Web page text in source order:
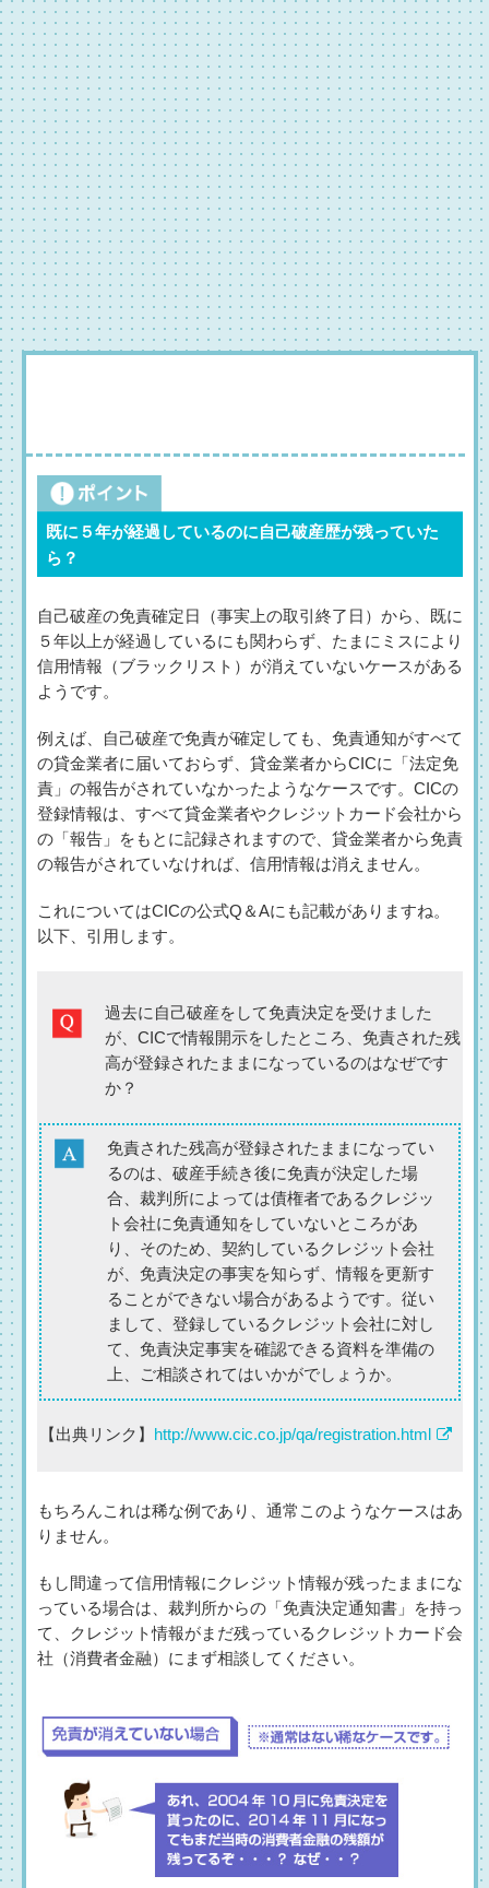
既に５年が経過しているのに自己破産歴が残っていた
ら？
自己破産の免責確定日（事実上の取引終了日）から、既に
５年以上が経過しているにも関わらず、たまにミスにより
信用情報（ブラックリスト）が消えていないケースがある
ようです。
例えば、自己破産で免責が確定しても、免責通知がすべて
の貸金業者に届いておらず、貸金業者からCICに「法定免
責」の報告がされていなかったようなケースです。CICの
登録情報は、すべて貸金業者やクレジットカード会社から
の「報告」をもとに記録されますので、貸金業者から免責
の報告がされていなければ、信用情報は消えません。
これについてはCICの公式Q＆Aにも記載がありますね。
以下、引用します。
過去に自己破産をして免責決定を受けました
が、CICで情報開示をしたところ、免責された残
高が登録されたままになっているのはなぜです
か？
免責された残高が登録されたままになってい
るのは、破産手続き後に免責が決定した場
合、裁判所によっては債権者であるクレジッ
ト会社に免責通知をしていないところがあ
り、そのため、契約しているクレジット会社
が、免責決定の事実を知らず、情報を更新す
ることができない場合があるようです。従い
まして、登録しているクレジット会社に対し
て、免責決定事実を確認できる資料を準備の
上、ご相談されてはいかがでしょうか。
【出典リンク】 http://www.cic.co.jp/qa/registration.html
もちろんこれは稀な例であり、通常このようなケースはあ
りません。
もし間違って信用情報にクレジット情報が残ったままにな
っている場合は、裁判所からの「免責決定通知書」を持っ
て、クレジット情報がまだ残っているクレジットカード会
社（消費者金融）にまず相談してください。